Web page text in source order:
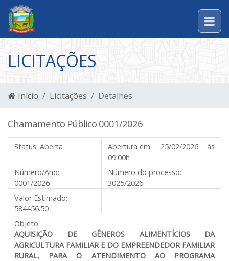
LICITAÇÕES
Início Licitações Detalhes
Chamamento Público 0001/2026
Status: Aberta Abertura em: 25/02/2026 às
09:00h
Número/Ano:
0001/2026
Número do processo:
3025/2026
Valor Estimado:
584456.50
Objeto:
AQUISIÇÃO DE GÊNEROS ALIMENTÍCIOS DA
AGRICULTURA FAMILIAR E DO EMPREENDEDOR FAMILIAR
RURAL, PARA O ATENDIMENTO AO PROGRAMA